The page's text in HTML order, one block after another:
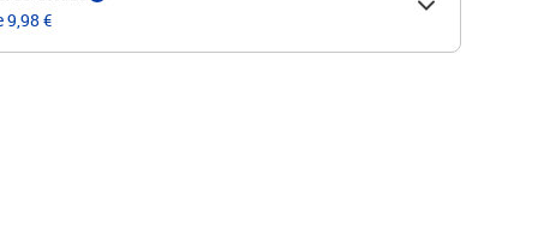
9,98 €